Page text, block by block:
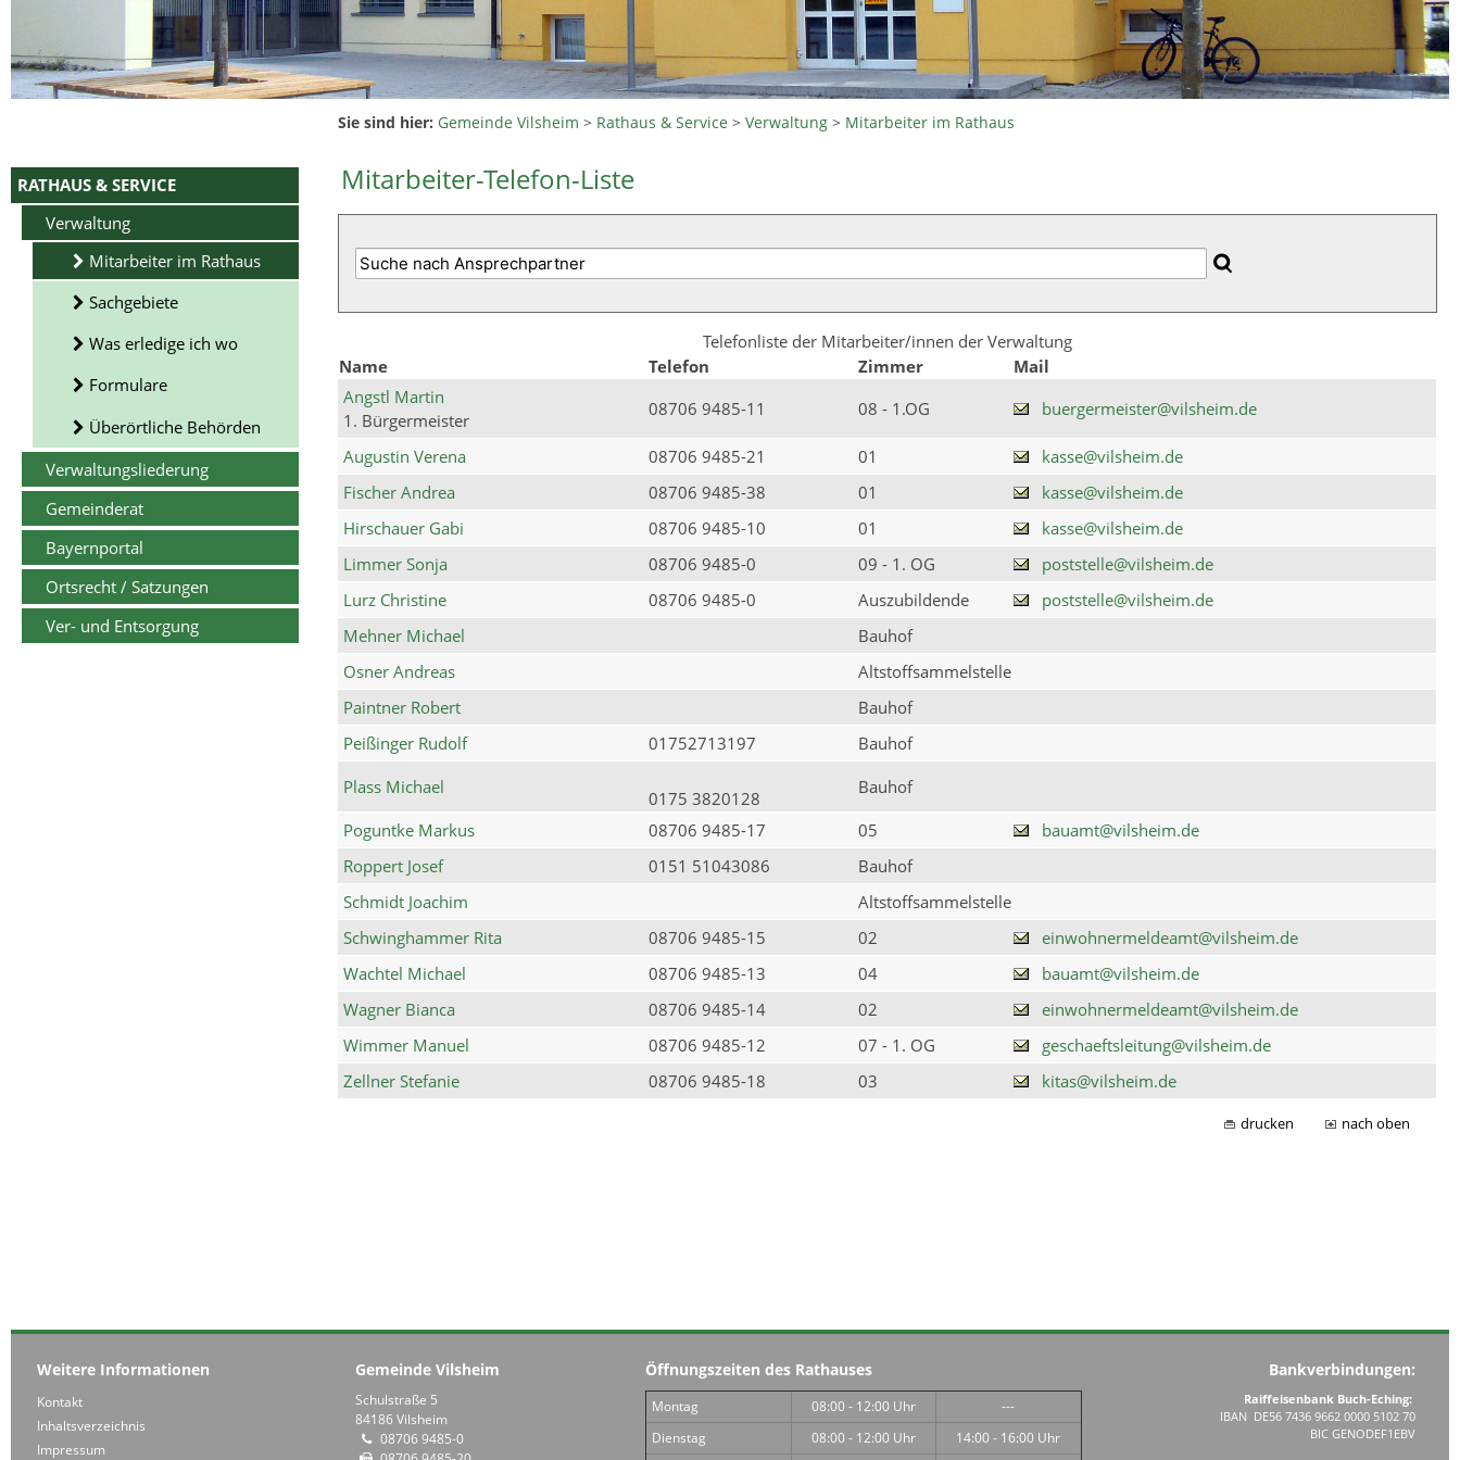
RATHAUS & SERVICE
Verwaltung
Mitarbeiter im Rathaus
Sachgebiete
Was erledige ich wo
Formulare
Überörtliche Behörden
Verwaltungsliederung
Gemeinderat
Bayernportal
Ortsrecht / Satzungen
Ver- und Entsorgung
Sie sind hier: Gemeinde Vilsheim > Rathaus & Service >Verwaltung > Mitarbeiter im Rathaus
Mitarbeiter-Telefon-Liste
Telefonliste der Mitarbeiter/innen der Verwaltung
Name
Telefon Zimmer
Mail
Angstl Martin
1. Bürgermeister
08706 9485-11 08 - 1.OG buergermeister@vilsheim.de
Augustin Verena 08706 9485-21 01
kasse@vilsheim.de
Fischer Andrea
08706 9485-38 01
kasse@vilsheim.de
Hirschauer Gabi
08706 9485-10 01
kasse@vilsheim.de
Limmer Sonja
08706 9485-0 09 - 1. OG
poststelle@vilsheim.de
Lurz Christine
08706 9485-0 Auszubildende
poststelle@vilsheim.de
Mehner Michael
Bauhof
Osner Andreas
Altstoffsammelstelle
Paintner Robert
Bauhof
Peißinger Rudolf
01752713197
Bauhof
Plass Michael
0175 3820128
Bauhof
Poguntke Markus
08706 9485-17 05
bauamt@vilsheim.de
Roppert Josef
0151 51043086
Bauhof
Schmidt Joachim
Altstoffsammelstelle
Schwinghammer Rita
08706 9485-15 02
einwohnermeldeamt@vilsheim.de
Wachtel Michael
08706 9485-13 04
bauamt@vilsheim.de
Wagner Bianca
08706 9485-14 02
einwohnermeldeamt@vilsheim.de
Wimmer Manuel
08706 9485-12 07 - 1. OG
geschaeftsleitung@vilsheim.de
Zellner Stefanie
08706 9485-18 03 kitas@vilsheim.de
drucken nach oben
Weitere Informationen
Kontakt
Inhaltsverzeichnis
Impressum
Gemeinde Vilsheim
Schulstraße 5
84186 Vilsheim
08706 9485-0
Öffnungszeiten des Rathauses
Montag 08:00 - 12:00 Uhr
---
Dienstag
08:00 - 12:00 Uhr
14:00 - 16:00 Uhr
Bankverbindungen:
Raiffeisenbank Buch-Eching:
IBAN DE56 7436 9662 0000 5102 70
BIC GENODEF1EBV